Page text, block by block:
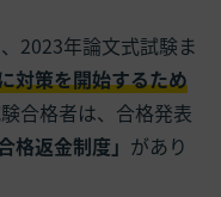
2023年論文式試験ま
対策を開始するため
合格者は、合格発表
合格返金制度」 があり